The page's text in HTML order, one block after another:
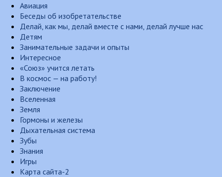
Авиация
Беседы об изобретательстве
Делай, как мы, делай вместе с нами, делай лучше нас
Детям
Занимательные задачи и опыты
Интересное
«Союз» учится летать
В космос — на работу!
Заключение
Вселенная
Земля
Гормоны и железы
Дыхательная система
Зубы
Знания
Игры
Карта сайта-2